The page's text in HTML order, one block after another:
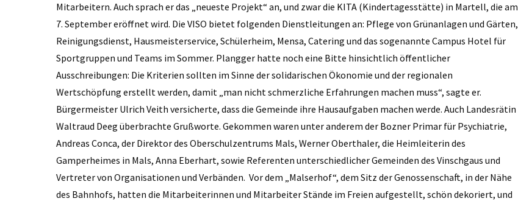
Mitarbeitern. Auch sprach er das „neueste Projekt“ an, und zwar die KITA (Kindertagesstätte) in Martell, die am
7. September eröffnet wird. Die VISO bietet folgenden Dienstleitungen an: Pflege von Grünanlagen und Gärten,
Reinigungsdienst, Hausmeisterservice, Schülerheim, Mensa, Catering und das sogenannte Campus Hotel für
Sportgruppen und Teams im Sommer. Plangger hatte noch eine Bitte hinsichtlich öffentlicher
Ausschreibungen: Die Kriterien sollten im Sinne der solidarischen Ökonomie und der regionalen
Wertschöpfung erstellt werden, damit „man nicht schmerzliche Erfahrungen machen muss“, sagte er.
Bürgermeister Ulrich Veith versicherte, dass die Gemeinde ihre Hausaufgaben machen werde. Auch Landesrätin
Waltraud Deeg überbrachte Grußworte. Gekommen waren unter anderem der Bozner Primar für Psychiatrie,
Andreas Conca, der Direktor des Oberschulzentrums Mals, Werner Oberthaler, die Heimleiterin des
Gamperheimes in Mals, Anna Eberhart, sowie Referenten unterschiedlicher Gemeinden des Vinschgaus und
Vertreter von Organisationen und Verbänden. Vor dem „Malserhof“, dem Sitz der Genossenschaft, in der Nähe
des Bahnhofs, hatten die Mitarbeiterinnen und Mitarbeiter Stände im Freien aufgestellt, schön dekoriert, und